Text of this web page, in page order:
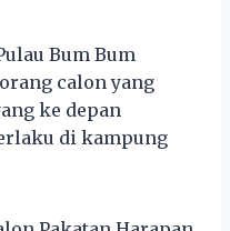
Bum Bum
calon yang
ke depan
di kampung